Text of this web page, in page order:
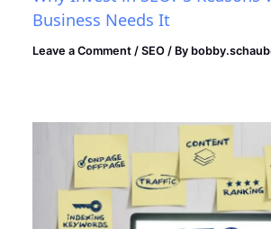
Business Needs It
Leave a Comment /SEO / By